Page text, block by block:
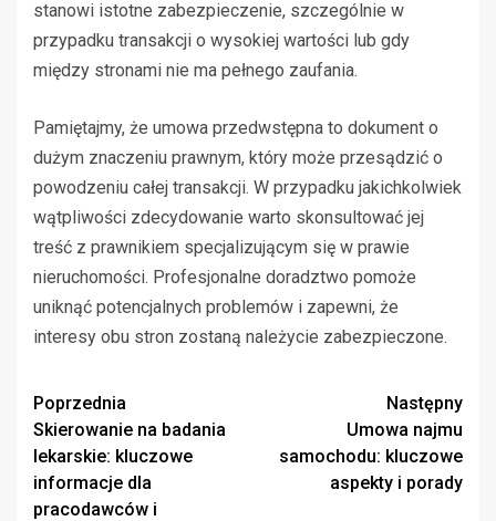
stanowi istotne zabezpieczenie, szczególnie w
przypadku transakcji o wysokiej wartości lub gdy
między stronami nie ma pełnego zaufania.
Pamiętajmy, że umowa przedwstępna to dokument o
dużym znaczeniu prawnym, który może przesądzić o
powodzeniu całej transakcji. W przypadku jakichkolwiek
wątpliwości zdecydowanie warto skonsultować jej
treść z prawnikiem specjalizującym się w prawie
nieruchomości. Profesjonalne doradztwo pomoże
uniknąć potencjalnych problemów i zapewni, że
interesy obu stron zostaną należycie zabezpieczone.
Zobacz
wpisy
Poprzednia
Skierowanie na badania
lekarskie: kluczowe
informacje dla
pracodawców i
Następny
Umowa najmu
samochodu: kluczowe
aspekty i porady